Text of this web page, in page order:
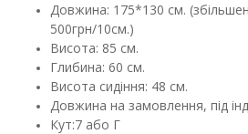
Довжина: 175*130 см.
500грн/10см.)
Висота: 85 см.
Глибина: 60 ​​см.
Висота сидіння: 48 см.
Довжина на замовлення, під
Кут:7 або Г